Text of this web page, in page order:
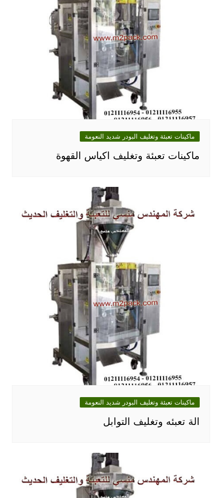
ماكينات تعبئة وتغليف البودر شديد النعومة
ماكينات تعبئة وتغليف اكياس القهوة
ماكينات تعبئة وتغليف البودر شديد النعومة
الة تعبئه وتغليف التوابل